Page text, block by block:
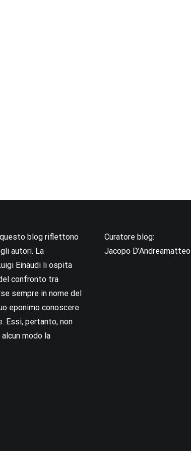
blog riflettono
autori. La
Einaudi li ospita
confronto tra
sempre in nome del
eponimo conoscere
Essi, pertanto, non
modo la
Curatore blog:
Jacopo D’Andreamatteo